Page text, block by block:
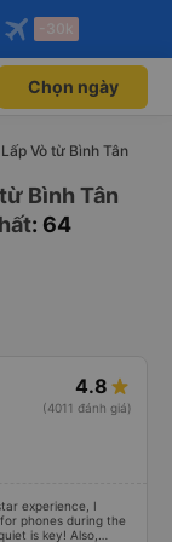
Mở app
Mở app
-30k
Chọn ngày
Vò từ Bình Tân
Bình Tân
: 64
4.8
(4011 đánh giá)
experience, I
phones during the
is key! Also,